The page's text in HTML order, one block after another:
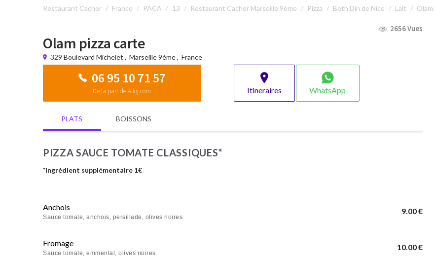
Restaurant Cacher France PACA 13 Restaurant Cacher Marseille 9ème Pizza Beth Din de Nice Lait Olam
2656 Vues
Olam pizza carte
329 Boulevard Michelet , Marseille 9ème, France
06 95 10 71 57
De la part de Alloj.com Itineraires WhatsApp
PLATS BOISSONS
PIZZA SAUCE TOMATE CLASSIQUES*
*ingrédient supplémentaire 1€
9.00 €
Anchois
Sauce tomate, anchois, persillade, olives noires
10.00 €
Fromage
Sauce tomate, emmental, olives noires